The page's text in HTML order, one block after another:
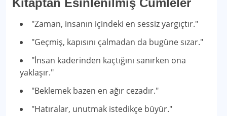
Kitaptan Esinlenilmiş Cümleler
"Zaman, insanın içindeki en sessiz yargıçtır."
"Geçmiş, kapısını çalmadan da bugüne sızar."
"İnsan kaderinden kaçtığını sanırken ona
yaklaşır."
"Beklemek bazen en ağır cezadır."
"Hatıralar, unutmak istedikçe büyür."